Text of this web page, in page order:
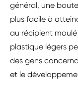
général, une
plus facile à
au récipient
plastique légers
des gens
et le